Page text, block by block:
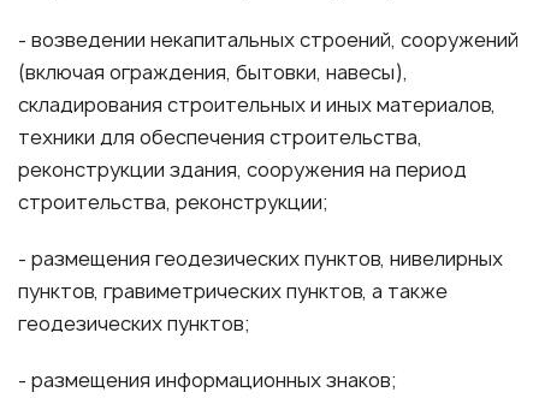
- возведении некапитальных строений, сооружений
(включая ограждения, бытовки, навесы),
складирования строительных и иных материалов,
техники для обеспечения строительства,
реконструкции здания, сооружения на период
строительства, реконструкции;
- размещения геодезических пунктов, нивелирных
пунктов, гравиметрических пунктов, а также
геодезических пунктов;
- размещения информационных знаков;